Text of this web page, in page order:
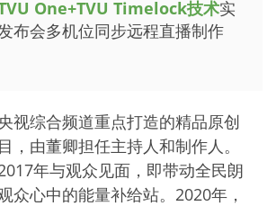
One+TVU Timelock技术实
布会多机位同步远程直播制作
视综合频道重点打造的精品原创
，由董卿担任主持人和制作人。
年与观众见面，即带动全民朗
众心中的能量补给站。2020年，